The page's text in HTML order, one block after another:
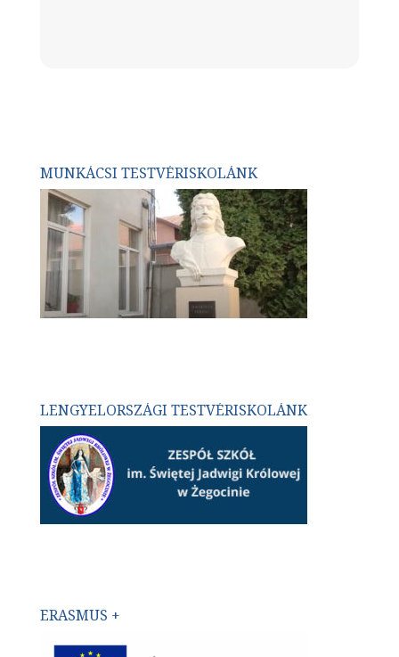
MUNKÁCSI TESTVÉRISKOLÁNK
LENGYELORSZÁGI TESTVÉRISKOLÁNK
ERASMUS +